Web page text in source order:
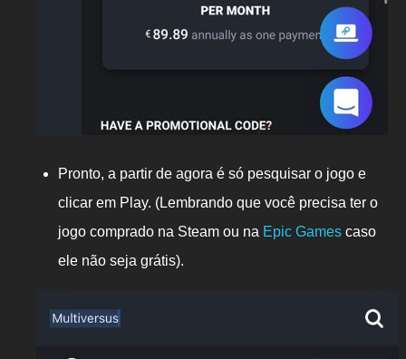
Pronto, a partir de agora é só pesquisar o jogo e
clicar em Play. (Lembrando que você precisa ter o
jogo comprado na Steam ou na Epic Games caso
ele não seja grátis).